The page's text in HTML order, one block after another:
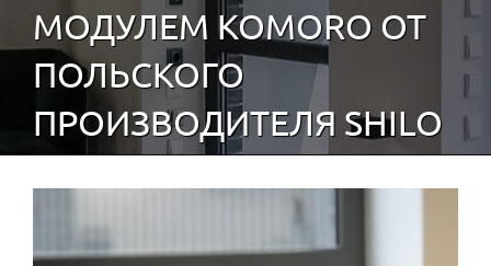
МОДУЛЕМ KOMORO ОТ
ПОЛЬСКОГО
ПРОИЗВОДИТЕЛЯ SHILO
Image